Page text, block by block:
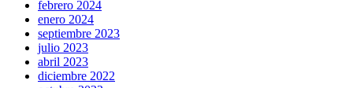
febrero 2024
enero 2024
septiembre 2023
julio 2023
abril 2023
diciembre 2022